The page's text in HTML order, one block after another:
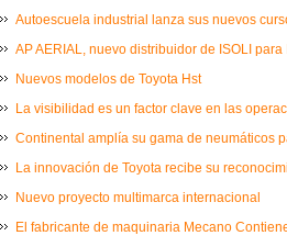
Autoescuela industrial lanza sus nuevos
AP AERIAL, nuevo distribuidor de ISOLI para
Nuevos modelos de Toyota Hst
La visibilidad es un factor clave en las
Continental amplía su gama de neumáticos
La innovación de Toyota recibe su
Nuevo proyecto multimarca internacional
El fabricante de maquinaria Mecano